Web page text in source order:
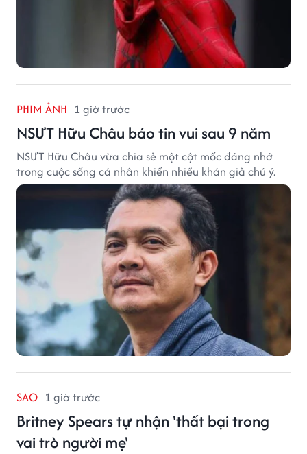
PHIM ẢNH 1 giờ trước
NSƯT Hữu Châu báo tin vui sau 9 năm
NSƯT Hữu Châu vừa chia sẻ một cột mốc đáng nhớ
trong cuộc sống cá nhân khiến nhiều khán giả chú ý.
SAO 1 giờ trước
Britney Spears tự nhận 'thất bại trong
vai trò người mẹ'